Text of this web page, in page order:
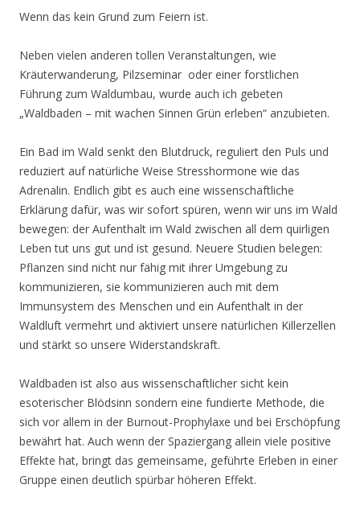
Wenn das kein Grund zum Feiern ist.
Neben vielen anderen tollen Veranstaltungen, wie
Kräuterwanderung, Pilzseminar oder einer forstlichen
Führung zum Waldumbau, wurde auch ich gebeten
„Waldbaden – mit wachen Sinnen Grün erleben“ anzubieten.
Ein Bad im Wald senkt den Blutdruck, reguliert den Puls und
reduziert auf natürliche Weise Stresshormone wie das
Adrenalin. Endlich gibt es auch eine wissenschaftliche
Erklärung dafür, was wir sofort spüren, wenn wir uns im Wald
bewegen: der Aufenthalt im Wald zwischen all dem quirligen
Leben tut uns gut und ist gesund. Neuere Studien belegen:
Pflanzen sind nicht nur fähig mit ihrer Umgebung zu
kommunizieren, sie kommunizieren auch mit dem
Immunsystem des Menschen und ein Aufenthalt in der
Waldluft vermehrt und aktiviert unsere natürlichen Killerzellen
und stärkt so unsere Widerstandskraft.
Waldbaden ist also aus wissenschaftlicher sicht kein
esoterischer Blödsinn sondern eine fundierte Methode, die
sich vor allem in der Burnout-Prophylaxe und bei Erschöpfung
bewährt hat. Auch wenn der Spaziergang allein viele positive
Effekte hat, bringt das gemeinsame, geführte Erleben in einer
Gruppe einen deutlich spürbar höheren Effekt.